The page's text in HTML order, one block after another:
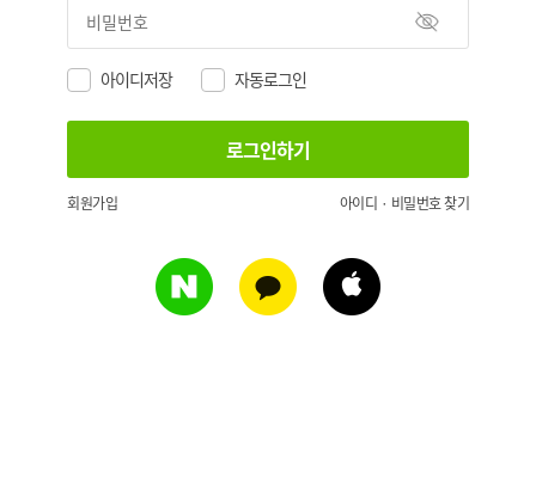
아이디저장 자동로그인
회원가입 아이디 · 비밀번호 찾기